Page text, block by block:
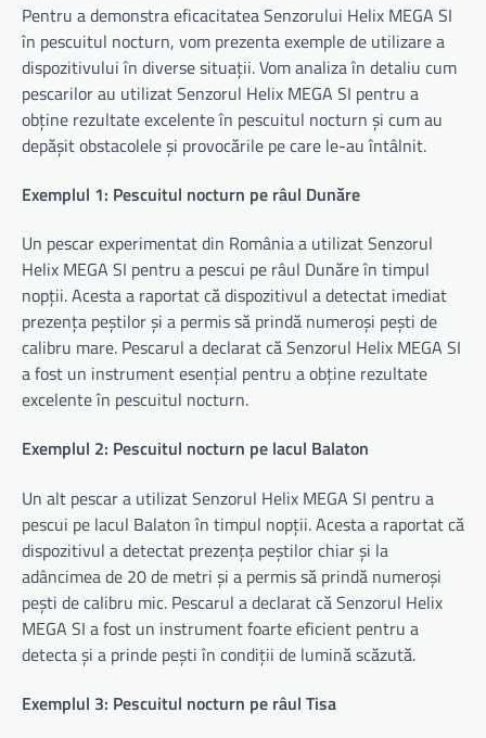
Pentru a demonstra eficacitatea Senzorului Helix MEGA SI
în pescuitul nocturn, vom prezenta exemple de utilizare a
dispozitivului în diverse situații. Vom analiza în detaliu cum
pescarilor au utilizat Senzorul Helix MEGA SI pentru a
obține rezultate excelente în pescuitul nocturn și cum au
depășit obstacolele și provocările pe care le-au întâlnit.
Exemplul 1: Pescuitul nocturn pe râul Dunăre
Un pescar experimentat din România a utilizat Senzorul
Helix MEGA SI pentru a pescui pe râul Dunăre în timpul
nopții. Acesta a raportat că dispozitivul a detectat imediat
prezența peștilor și a permis să prindă numeroși pești de
calibru mare. Pescarul a declarat că Senzorul Helix MEGA SI
a fost un instrument esențial pentru a obține rezultate
excelente în pescuitul nocturn.
Exemplul 2: Pescuitul nocturn pe lacul Balaton
Un alt pescar a utilizat Senzorul Helix MEGA SI pentru a
pescui pe lacul Balaton în timpul nopții. Acesta a raportat că
dispozitivul a detectat prezența peștilor chiar și la
adâncimea de 20 de metri și a permis să prindă numeroși
pești de calibru mic. Pescarul a declarat că Senzorul Helix
MEGA SI a fost un instrument foarte eficient pentru a
detecta și a prinde pești în condiții de lumină scăzută.
Exemplul 3: Pescuitul nocturn pe râul Tisa